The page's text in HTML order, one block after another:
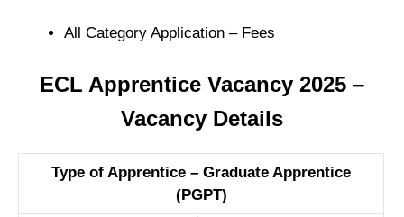
All Category Application – Fees
ECL Apprentice Vacancy 2025 –
Vacancy Details
Type of Apprentice – Graduate Apprentice
(PGPT)